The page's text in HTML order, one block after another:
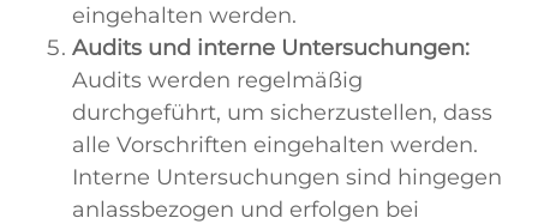
eingehalten werden.
Audits und interne Untersuchungen:
Audits werden regelmäßig
durchgeführt, um sicherzustellen, dass
alle Vorschriften eingehalten werden.
Interne Untersuchungen sind hingegen
anlassbezogen und erfolgen bei